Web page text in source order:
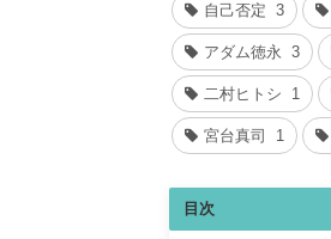
自己否定 3
アダム徳永 3
二村ヒトシ 1
宮台真司 1
目次